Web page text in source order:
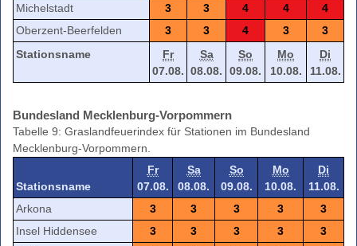
Michelstadt
3 3 4 4
4
Oberzent-Beerfelden
3 3 4 3
3
Stationsname
Fr
07.08.
Sa
08.08.
So
09.08.
Mo
10.08.
Di
11.08.
Bundesland Mecklenburg-Vorpommern
Tabelle 9: Graslandfeuerindex für Stationen im Bundesland
Mecklenburg-Vorpommern.
Stationsname
Fr
07.08.
Sa
08.08.
So
09.08.
Mo
10.08.
Di
11.08.
Arkona
3 3 3 3
3
Insel Hiddensee
3 3 3 3
3